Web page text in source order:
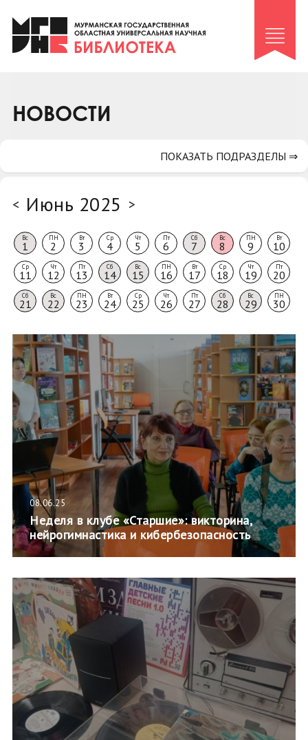
Клуб «Гиря и сельдерей»
Клуб «Семейный архив»
Коллегам
НОВОСТИ
< Июнь 2025 >
Вс
1
ПН
2
Вт
3
Ср
4
Чт
5
Пт
6
Сб
7
Вс
8
ПН
9
Вт
10
Ср
11
Чт
12
Пт
13
Сб
14
Вс
15
ПН
16
Вт
17
Ср
18
Чт
19
Пт
20
Сб
21
Вс
22
ПН
23
Вт
24
Ср
25
Чт
26
Пт
27
Сб
28
Вс
29
ПН
30
08.06.25
Неделя в клубе «Старшие»: викторина,
нейрогимнастика и кибербезопасность
ПОКАЗАТЬ ПОДРАЗДЕЛЫ ⇒